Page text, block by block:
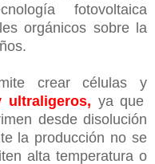
fotovoltaica
orgánicos sobre la
crear células y
ultraligeros, ya que
desde disolución
la producción no se
alta temperatura o